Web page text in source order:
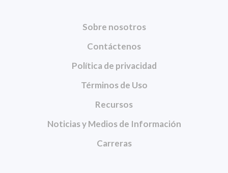
Sobre nosotros
Contáctenos
Política de privacidad
Términos de Uso
Recursos
Noticias y Medios de Información
Carreras